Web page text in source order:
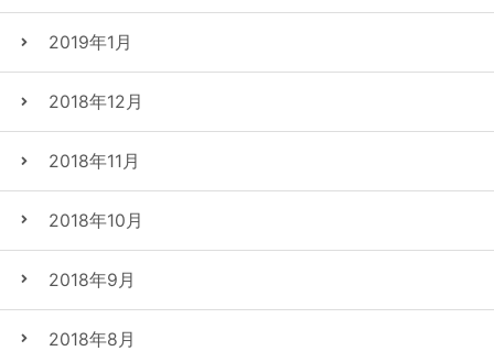
2019年1月
2018年12月
2018年11月
2018年10月
2018年9月
2018年8月